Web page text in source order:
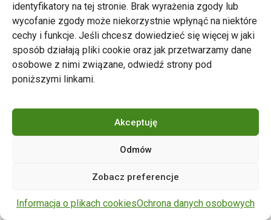
identyfikatory na tej stronie. Brak wyrażenia zgody lub
wycofanie zgody może niekorzystnie wpłynąć na niektóre
cechy i funkcje. Jeśli chcesz dowiedzieć się więcej w jaki
sposób działają pliki cookie oraz jak przetwarzamy dane
osobowe z nimi związane, odwiedź strony pod
poniższymi linkami.
Akceptuję
Odmów
Zobacz preferencje
Informacja o plikach cookiesOchrona danych osobowych
Napisz do nas
tel. 61 646 33 44
ul. Matejki 59, 60-770 Poznań
zastrzeżone.